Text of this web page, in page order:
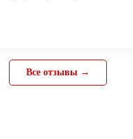
Все отзывы →